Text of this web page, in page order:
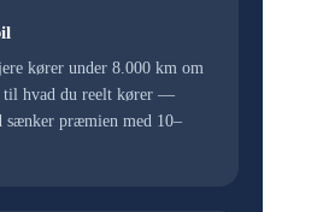
kører under 8.000 km om
til hvad du reelt kører —
sænker præmien med 10–